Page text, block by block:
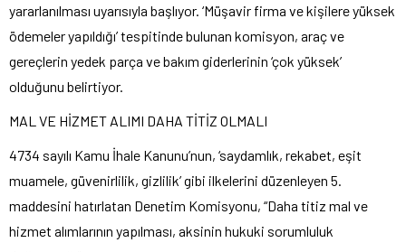
yararlanılması uyarısıyla başlıyor. ‘Müşavir firma ve kişilere yüksek
ödemeler yapıldığı’ tespitinde bulunan komisyon, araç ve
gereçlerin yedek parça ve bakım giderlerinin ‘çok yüksek’
olduğunu belirtiyor.
MAL VE HİZMET ALIMI DAHA TİTİZ OLMALI
4734 sayılı Kamu İhale Kanunu’nun, ‘saydamlık, rekabet, eşit
muamele, güvenirlilik, gizlilik’ gibi ilkelerini düzenleyen 5.
maddesini hatırlatan Denetim Komisyonu, “Daha titiz mal ve
hizmet alımlarının yapılması, aksinin hukuki sorumluluk